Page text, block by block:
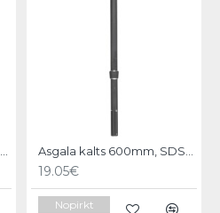
Asgala kalts 400mm, SDS-MAX KWB Asgala kalts 600mm, SDS-MAX KWB
19.05€
Nopirkt